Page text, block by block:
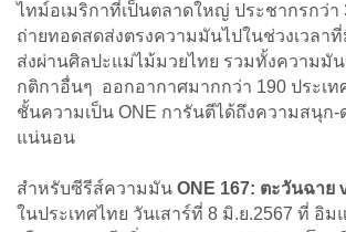
ไทม์อเมริกาที่เป็นตลาดใหญ่ ประชากรกว่า
ถ่ายทอดสดส่งตรงความมันไปในช่วงเวลา
ส่งผ่านศิลปะแม่ไม้มวยไทย รวมทั้งความมั
กติกาอื่นๆ ออกอากาศมากกว่า 190 ประเ
ชั้นความเป็น ONE การันตีได้ถึงความสนุก-
แน่นอน
สำหรับซีรีส์ความมัน ONE 167: ตะวันฉาย
ในประเทศไทย วันเสาร์ที่ 8 มิ.ย.2567 ที่ อิ